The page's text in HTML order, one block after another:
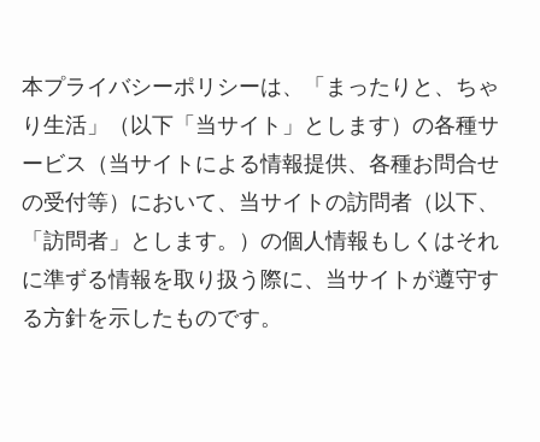
本プライバシーポリシーは、「まったりと、ちゃ
り生活」（以下「当サイト」とします）の各種サ
ービス（当サイトによる情報提供、各種お問合せ
の受付等）において、当サイトの訪問者（以下、
「訪問者」とします。）の個人情報もしくはそれ
に準ずる情報を取り扱う際に、当サイトが遵守す
る方針を示したものです。